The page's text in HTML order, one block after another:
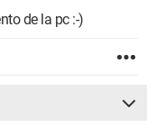
de la pc :-)